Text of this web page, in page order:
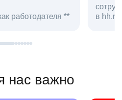
работодателя **
в hh.ru
нас важно